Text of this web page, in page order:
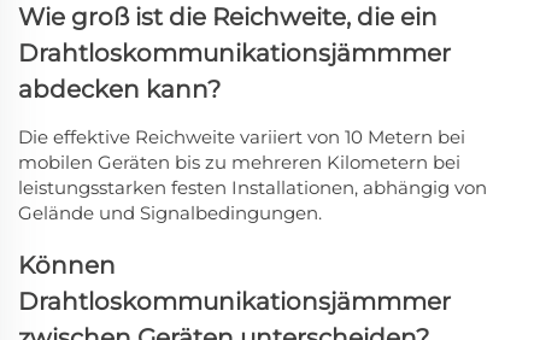
Wie groß ist die Reichweite, die ein
Drahtloskommunikationsjämmmer
abdecken kann?
Die effektive Reichweite variiert von 10 Metern bei
mobilen Geräten bis zu mehreren Kilometern bei
leistungsstarken festen Installationen, abhängig von
Gelände und Signalbedingungen.
Können
Drahtloskommunikationsjämmmer